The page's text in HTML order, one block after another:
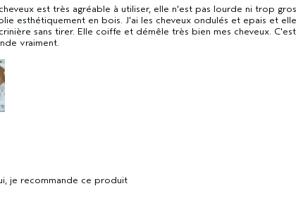
est très agréable à utiliser, elle n'est pas lourde ni trop
esthétiquement en bois. J'ai les cheveux ondulés et epais et elle
sans tirer. Elle coiffe et démêle très bien mes cheveux.
vraiment.
je recommande ce produit